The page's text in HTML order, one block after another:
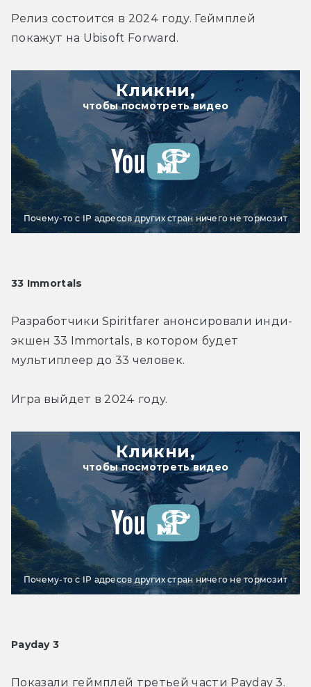
Релиз состоится в 2024 году. Геймплей
покажут на Ubisoft Forward.
Кликни,
чтобы посмотреть видео
Почему-то с IP адресов других стран ничего не тормозит
33 Immortals
Разработчики Spiritfarer анонсировали инди-
экшен 33 Immortals, в котором будет
мультиплеер до 33 человек.
Игра выйдет в 2024 году.
Кликни,
чтобы посмотреть видео
Почему-то с IP адресов других стран ничего не тормозит
Payday 3
Показали геймплей третьей части Payday 3.